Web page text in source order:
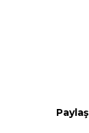
Paylaş